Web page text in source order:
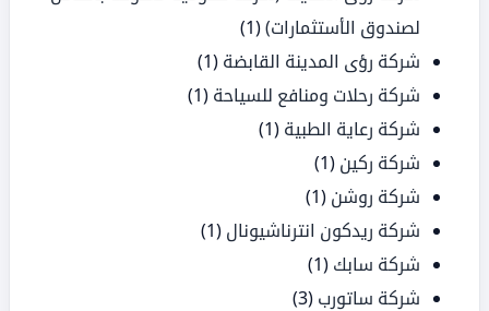
لصندوق الأستثمارات)(1)
شركة رؤى المدينة القابضة (1)
شركة رحلات ومنافع للسياحة (1)
شركة رعاية الطبية (1)
شركة ركين (1)
شركة روشن (1)
شركة ريدكون انترناشيونال (1)
شركة سابك (1)
شركة ساتورب (3)